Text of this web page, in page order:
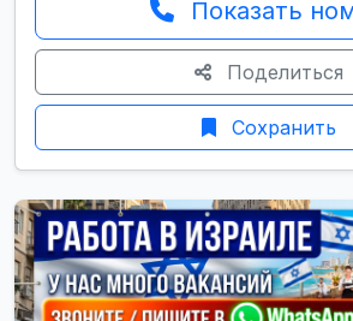
Показать
Поделиться
Сохранить